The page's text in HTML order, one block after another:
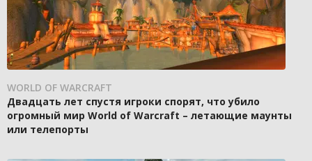
WORLD OF WARCRAFT
Двадцать лет спустя игроки спорят, что убило
огромный мир World of Warcraft – летающие маунты
или телепорты